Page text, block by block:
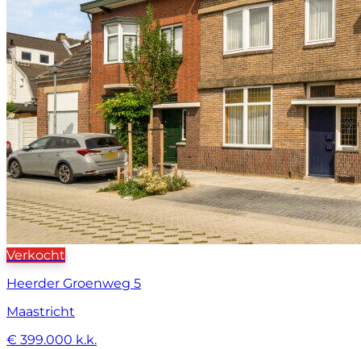
Verkocht
Heerder Groenweg 5
Maastricht
€ 399.000 k.k.